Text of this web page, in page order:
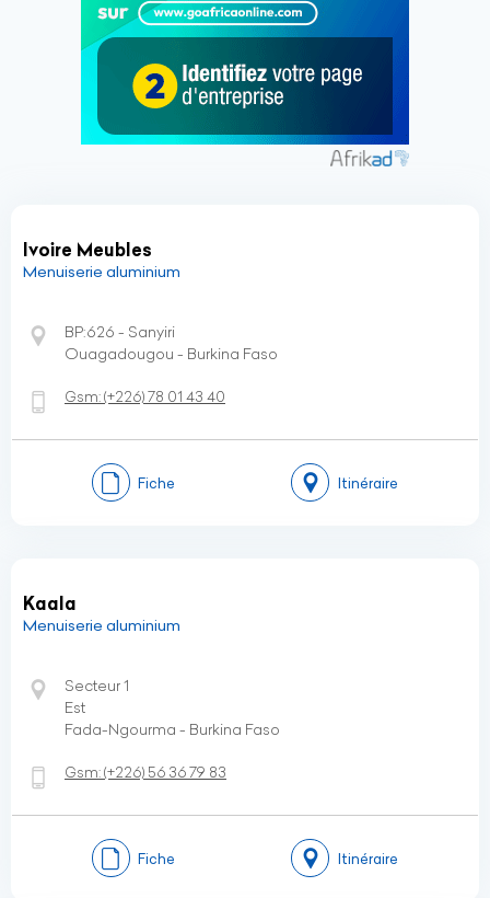
Ivoire Meubles
Menuiserie aluminium
BP:626 - Sanyiri
Ouagadougou - Burkina Faso
Gsm:(+226)78 01 43 40
Fiche Itinéraire
Kaala
Menuiserie aluminium
Secteur 1
Est
Fada-Ngourma - Burkina Faso
Gsm:(+226) 56 36 79 83
Fiche Itinéraire